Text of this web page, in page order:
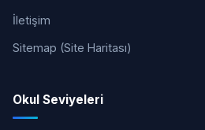
İletişim
Sitemap (Site Haritası)
Okul Seviyeleri